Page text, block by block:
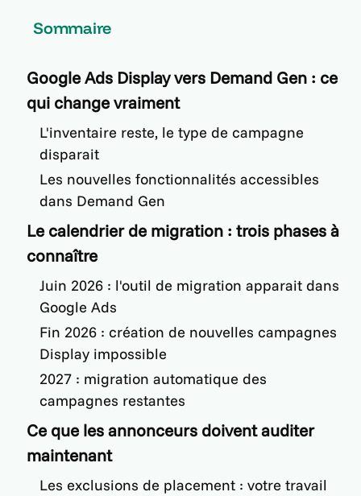
Sommaire
Google Ads Display vers Demand Gen : ce
qui change vraiment
L'inventaire reste, le type de campagne
disparait
Les nouvelles fonctionnalités accessibles
dans Demand Gen
Le calendrier de migration : trois phases à
connaître
Juin 2026 : l'outil de migration apparait dans
Google Ads
Fin 2026 : création de nouvelles campagnes
Display impossible
2027 : migration automatique des
campagnes restantes
Ce que les annonceurs doivent auditer
maintenant
Les exclusions de placement : votre travail